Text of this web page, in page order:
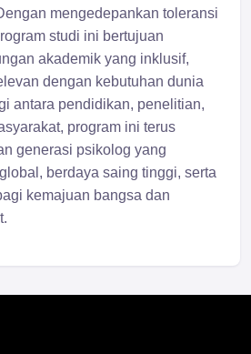
mengedepankan toleransi
studi ini bertujuan
akademik yang inklusif,
dengan kebutuhan dunia
antara pendidikan, penelitian,
program ini terus
generasi psikolog yang
berdaya saing tinggi, serta
kemajuan bangsa dan